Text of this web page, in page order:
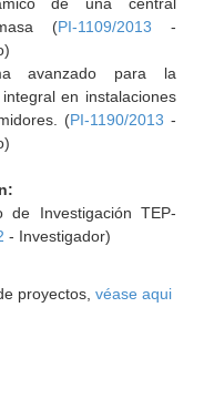
(PI-1109/2013 -
avanzado para la
en instalaciones
(PI-1190/2013 -
de Investigación TEP-
- Investigador)
proyectos, véase aqui